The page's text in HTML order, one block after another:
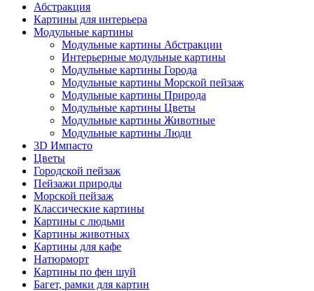
Абстракция
Картины для интерьера
Модульные картины
Модульные картины Абстракции
Интерьерные модульные картины
Модульные картины Города
Модульные картины Морской пейзаж
Модульные картины Природа
Модульные картины Цветы
Модульные картины Животные
Модульные картины Люди
3D Импасто
Цветы
Городской пейзаж
Пейзажи природы
Морской пейзаж
Классические картины
Картины с людьми
Картины животных
Картины для кафе
Натюрморт
Картины по фен шуй
Багет, рамки для картин